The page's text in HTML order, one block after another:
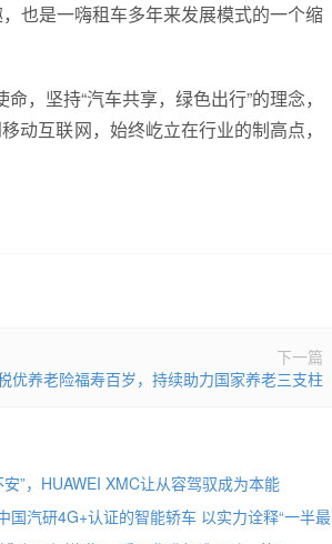
也是一嗨租车多年来发展模式的一个缩
，坚持“汽车共享，绿色出行”的理念，
动互联网，始终屹立在行业的制高点，
下一篇
优养老险福寿百岁，持续助力国家养老三支柱
”，HUAWEI XMC让从容驾驭成为本能
国汽研4G+认证的智能轿车 以实力诠释“一半最